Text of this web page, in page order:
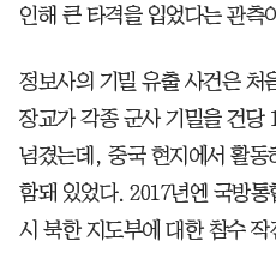
인해 큰 타격을 입었다는 관측
정보사의 기밀 유출 사건은 처
장교가 각종 군사 기밀을 건당
넘겼는데, 중국 현지에서 활
함돼 있었다. 2017년엔 국방
시 북한 지도부에 대한 참수